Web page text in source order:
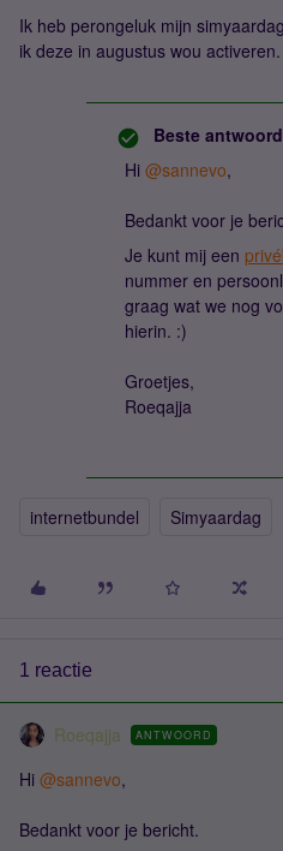
Ik heb perongeluk mijn
ik deze in augustus wou
Beste
Hi ​ @sannevo,
Bedankt voor je
Je kunt mij een
nummer en
graag wat we nog
hierin. :)
Groetjes,
Roeqajja
internetbundel Simyaardag
1 reactie
Roeqajja ANTWOORD
Hi ​ @sannevo,
Bedankt voor je bericht.